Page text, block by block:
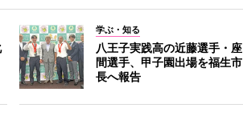
学ぶ・知る
八王子実践高の近藤選手・座
間選手、甲子園出場を福生市
長へ報告